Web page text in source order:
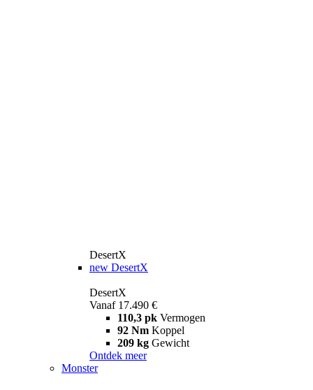
DesertX
new DesertX
DesertX
Vanaf 17.490 €
110,3 pk Vermogen
92 Nm Koppel
209 kg Gewicht
Ontdek meer
Monster